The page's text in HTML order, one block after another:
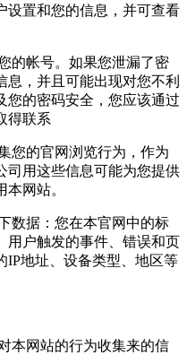
设置和您的信息，并可查看
的帐号。如果您泄漏了密
，并且可能出现对您不利
您的密码安全，您应该通过
得联系
您的官网浏览行为，作为
司用这些信息可能为您提供
网站。
数据：您在本官网中的标
用户触发的事件、错误和页
IP地址、设备类型、地区等
本网站的行为收集来的信